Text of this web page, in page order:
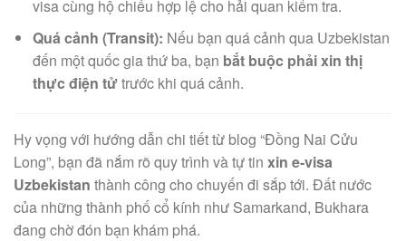
visa cùng hộ chiếu hợp lệ cho hải quan kiểm tra.
Quá cảnh (Transit): Nếu bạn quá cảnh qua Uzbekistan
đến một quốc gia thứ ba, bạn bắt buộc phải xin thị
thực điện tửtrước khi quá cảnh.
Hy vọng với hướng dẫn chi tiết từ blog “Đồng Nai Cửu
Long”, bạn đã nắm rõ quy trình và tự tin xin e-visa
Uzbekistan thành công cho chuyến đi sắp tới. Đất nước
của những thành phố cổ kính như Samarkand, Bukhara
đang chờ đón bạn khám phá.